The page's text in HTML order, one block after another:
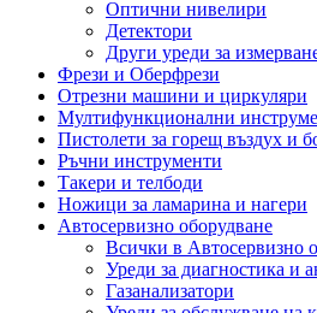
Оптични нивелири
Детектори
Други уреди за
Фрези и Оберфрези
Отрезни машини и циркуляри
Мултифункционални
Пистолети за горещ въздух и
Ръчни инструменти
Такери и телбоди
Ножици за ламарина и нагери
Автосервизно оборудване
Всички в Автосервизно
Уреди за диагностика и
Газанализатори